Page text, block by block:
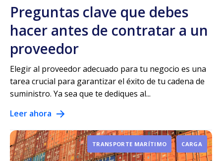
Preguntas clave que debes
hacer antes de contratar a un
proveedor
Elegir al proveedor adecuado para tu negocio es una
tarea crucial para garantizar el éxito de tu cadena de
suministro. Ya sea que te dediques al...
Leer ahora
TRANSPORTE MARÍTIMO CARGA